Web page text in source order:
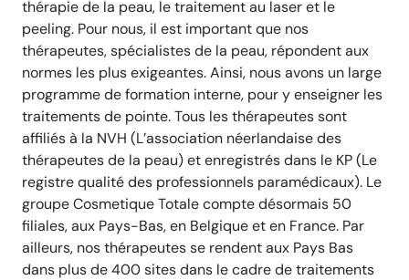
thérapie de la peau, le traitement au laser et le
peeling. Pour nous, il est important que nos
thérapeutes, spécialistes de la peau, répondent aux
normes les plus exigeantes. Ainsi, nous avons un large
programme de formation interne, pour y enseigner les
traitements de pointe. Tous les thérapeutes sont
affiliés à la NVH (L’association néerlandaise des
thérapeutes de la peau) et enregistrés dans le KP (Le
registre qualité des professionnels paramédicaux). Le
groupe Cosmetique Totale compte désormais 50
filiales, aux Pays-Bas, en Belgique et en France. Par
ailleurs, nos thérapeutes se rendent aux Pays Bas
dans plus de 400 sites dans le cadre de traitements